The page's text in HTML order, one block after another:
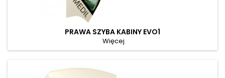
PRAWA SZYBA KABINY EVO1
Więcej